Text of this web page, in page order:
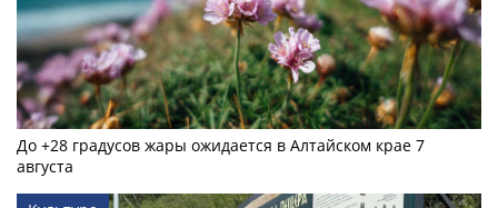
До +28 градусов жары ожидается в Алтайском крае 7
августа